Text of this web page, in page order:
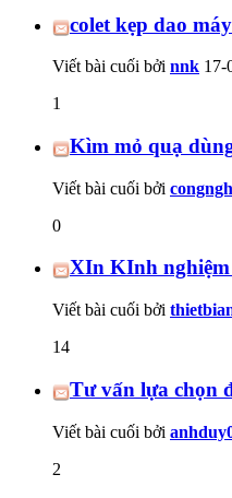
colet kẹp dao
Viết bài cuối bởi nnk 17-
1
Kìm mỏ quạ
Viết bài cuối bởi
0
XIn KInh
Viết bài cuối bởi
14
Tư vấn lựa chọn
Viết bài cuối bởi
2